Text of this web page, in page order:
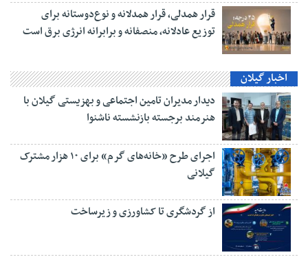
قرار همدلی، قرار همدلانه و نوع‌دوستانه برای
توزیع عادلانه، منصفانه و برابرانه انرژی برق است
اخبار گیلان
دیدار مدیران تامین اجتماعی و بهزیستی گیلان با
هنرمند برجسته بازنشسته ناشنوا
اجرای طرح «خانه‌های گرم» برای ۱۰ هزار مشترک
گیلانی
از گردشگری تا کشاورزی و زیرساخت